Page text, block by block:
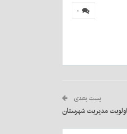
۰
پست بعدی
مدیریت شهرستان